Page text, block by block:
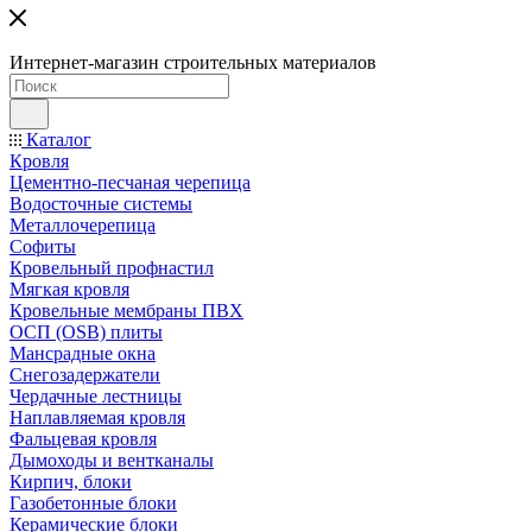
Интернет-магазин строительных материалов
Каталог
Кровля
Цементно-песчаная черепица
Водосточные системы
Металлочерепица
Софиты
Кровельный профнастил
Мягкая кровля
Кровельные мембраны ПВХ
ОСП (OSB) плиты
Мансрадные окна
Снегозадержатели
Чердачные лестницы
Наплавляемая кровля
Фальцевая кровля
Дымоходы и вентканалы
Кирпич, блоки
Газобетонные блоки
Керамические блоки